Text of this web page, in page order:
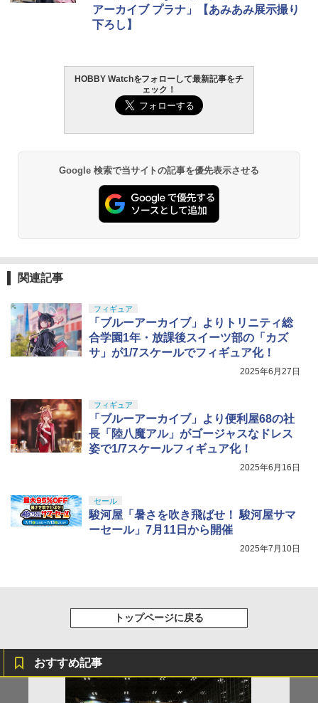
アーカイブ プラナ」【あみあみ展示撮り
下ろし】
HOBBY Watchをフォローして最新記事をチ
ェック！
Google 検索で当サイトの記事を優先表示させる
関連記事
フィギュア
「ブルーアーカイブ」よりトリニティ総
合学園1年・放課後スイーツ部の「カズ
サ」が1/7スケールでフィギュア化！
2025年6月27日
フィギュア
「ブルーアーカイブ」より便利屋68の社
長「陸八魔アル」がゴージャスなドレス
姿で1/7スケールフィギュア化！
2025年6月16日
セール
駿河屋「暑さを吹き飛ばせ！ 駿河屋サマ
ーセール」7月11日から開催
2025年7月10日
トップページに戻る
おすすめ記事